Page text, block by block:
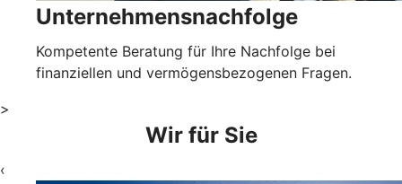
Unternehmensnachfolge
Kompetente Beratung für Ihre Nachfolge bei
finanziellen und vermögensbezogenen Fragen.
>
Wir für Sie
‹